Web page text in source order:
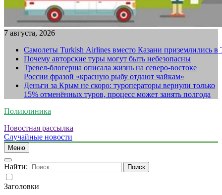
7 августа, 2026
Самолеты Turkish Airlines вместо Казани приземлились в
Почему авторские туры могут быть небезопасны
Тревел-блогерша описала жизнь на северо-востоке
России фразой «красную рыбу отдают чайкам»
Деньги за Крым не скоро: туроператоры вернули только
15% отменённых туров, процесс может занять полгода
Поликлиника
Новостная рассылка
Случайные новости
Меню
Найти:
Заголовки